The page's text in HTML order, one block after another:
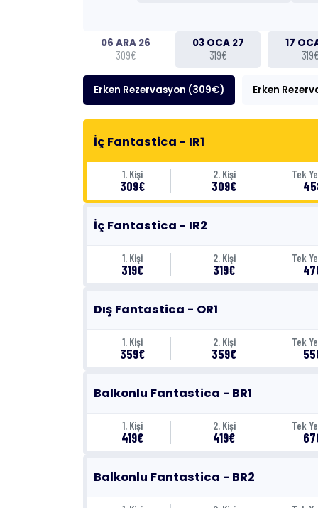
06 ARA 26
309€
03 OCA 27
319€
17
Erken Rezervasyon (309€) Erken
İç Fantastica - IR1
1. Kişi
309€
2. Kişi
309€
Tek
İç Fantastica - IR2
1. Kişi
319€
2. Kişi
319€
Tek
Dış Fantastica - OR1
1. Kişi
359€
2. Kişi
359€
Tek
Balkonlu Fantastica - BR1
1. Kişi
419€
2. Kişi
419€
Tek
Balkonlu Fantastica - BR2